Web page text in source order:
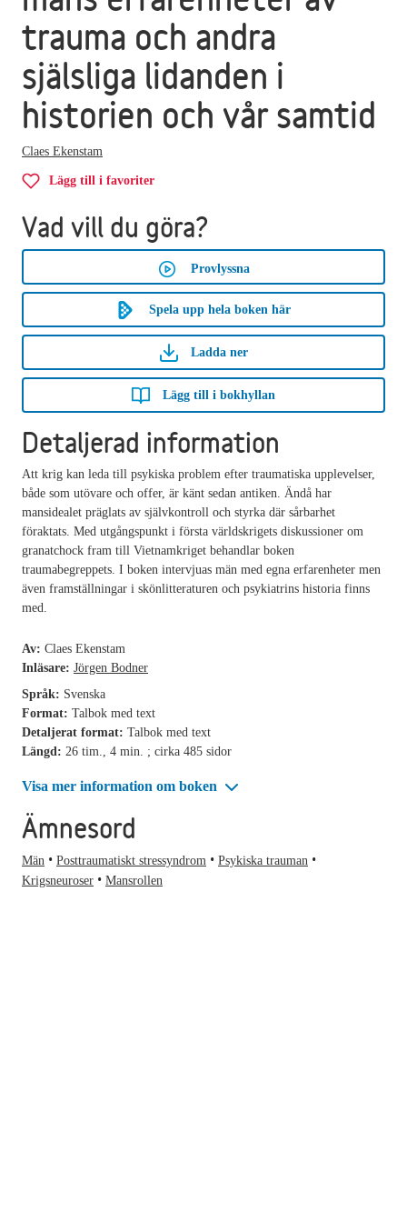
trauma och andra
själsliga lidanden i
historien och vår samtid
Claes Ekenstam
Lägg till i favoriter
Vad vill du göra?
Provlyssna
Spela upp hela boken här
Ladda ner
Lägg till i bokhyllan
Detaljerad information
Att krig kan leda till psykiska problem efter traumatiska upplevelser,
både som utövare och offer, är känt sedan antiken. Ändå har
mansidealet präglats av självkontroll och styrka där sårbarhet
föraktats. Med utgångspunkt i första världskrigets diskussioner om
granatchock fram till Vietnamkriget behandlar boken
traumabegreppets. I boken intervjuas män med egna erfarenheter men
även framställningar i skönlitteraturen och psykiatrins historia finns
med.
Av: Claes Ekenstam
Inläsare: Jörgen Bodner
Språk: Svenska
Format: Talbok med text
Detaljerat format: Talbok med text
Längd: 26 tim., 4 min. ; cirka 485 sidor
Visa mer information om boken
Ämnesord
Män Posttraumatiskt stressyndrom
Psykiska trauman
Krigsneuroser
Mansrollen